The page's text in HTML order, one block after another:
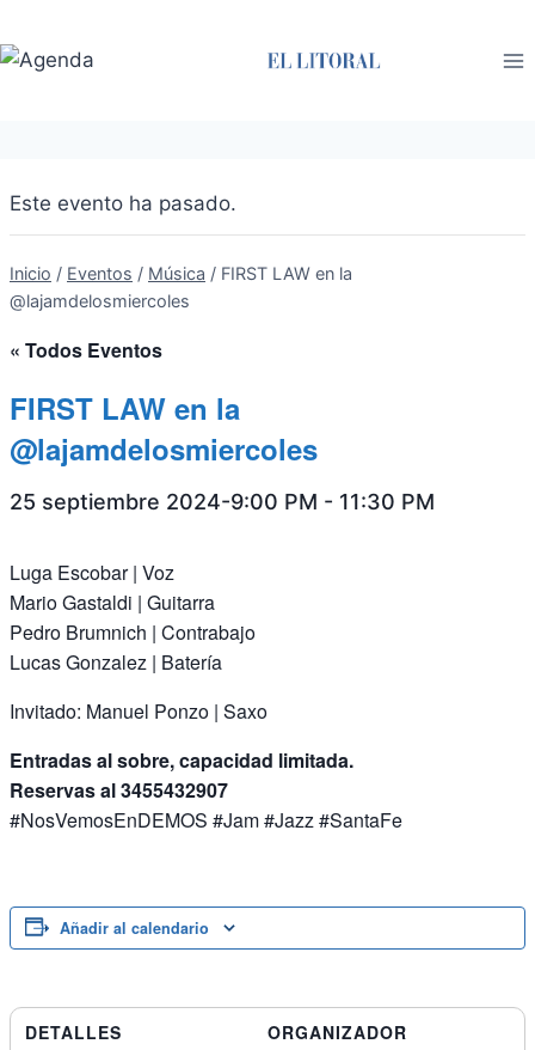
al
contenido
Este evento ha pasado.
Inicio / Eventos / Música / FIRST LAW en la
@lajamdelosmiercoles
« Todos Eventos
FIRST LAW en la
@lajamdelosmiercoles
25 septiembre 2024-9:00 PM - 11:30 PM
Luga Escobar | Voz
Mario Gastaldi | Guitarra
Pedro Brumnich | Contrabajo
Lucas Gonzalez | Batería
Invitado: Manuel Ponzo | Saxo
Entradas al sobre, capacidad limitada.
Reservas al 3455432907
#NosVemosEnDEMOS #Jam #Jazz #SantaFe
Añadir al calendario
DETALLES
ORGANIZADOR